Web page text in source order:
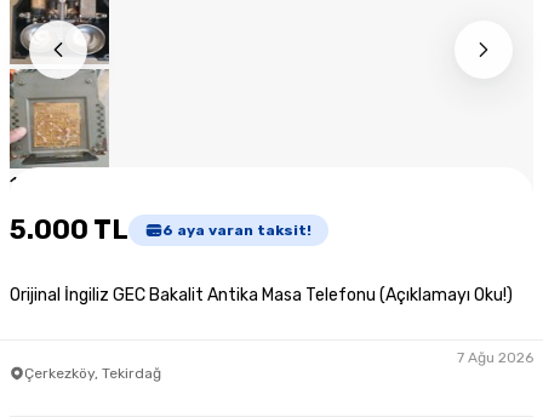
1
5.000 TL 6 aya varan taksit!
Orijinal İngiliz GEC Bakalit Antika Masa Telefonu (Açıklamayı Oku!)
Çerkezköy, Tekirdağ
7 Ağu 2026